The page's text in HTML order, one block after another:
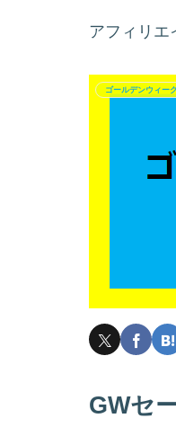
アフィリエ
ゴールデンウィーク
GWセ